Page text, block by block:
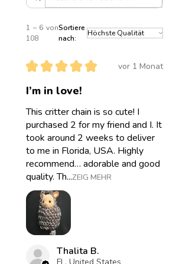
Gegenständen etc.
1 – 6 von
108
Sortiere
nach:
★ ★ ★ ★ ★ vor 1 Monat
I’m in love!
This critter chain is so cute! I
purchased 2 for my friend and I. It
took around 2 weeks to deliver
to me in Florida, USA. Highly
recommend… adorable and good
quality. Th...ZEIG MEHR
Thalita B.